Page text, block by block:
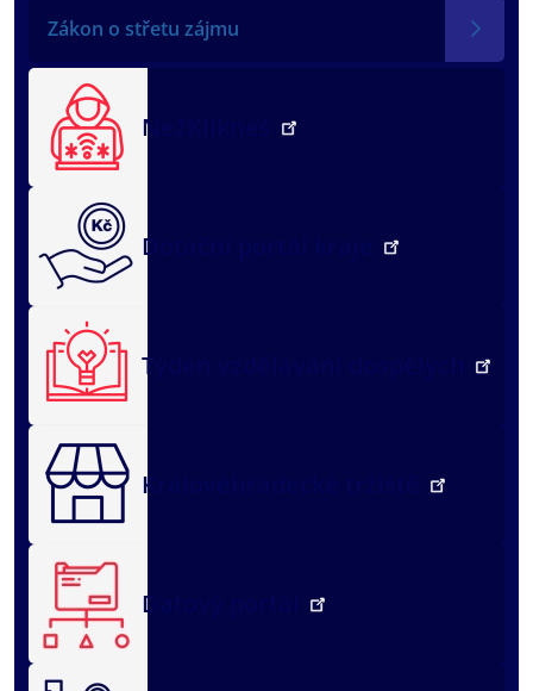
Zákon o střetu zájmu
NežKlikneš
Dotační portál kraje
Týden vzdělávání dospělých
Královéhradecké tržiště
Datový portál